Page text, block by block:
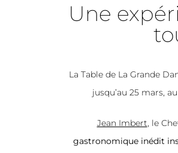
Une
La Table de La Grande
jusqu’au 25 mars,
Jean Imbert, le
gastronomique inédit